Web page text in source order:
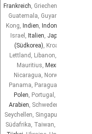
Frankreich, Griechenland,
Guatemala, Guyana,
Kong, Indien, Indonesien
Israel, Italien, Japan
(Südkorea), Kroatien, Kuba,
Lettland, Libanon, Litauen,
Mauritius, Mexiko
Nicaragua, Norwegen,
Panama, Paraguay, Peru,
Polen, Portugal,
Arabien, Schweden,
Seychellen, Singapur,
Südafrika, Taiwan, Thailand,